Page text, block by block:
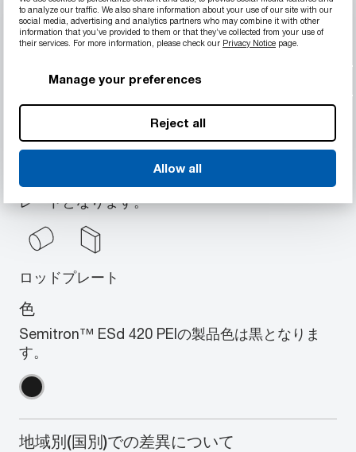
to analyze our traffic. We also share information about your use of our site with our
social media, advertising and analytics partners who may combine it with other
information that you’ve provided to them or that they’ve collected from your use of
their services. For more information, please check our Privacy Notice page.
Manage your preferences
Reject all
Allow all
優れた摩耗耐性
高い熱性能
650,000 psiの曲げ弾性率と2.9%の吸湿
形状
Semitron™ ESd 420 PEIの製品形状はロッド, プ
レートとなります。
ロッドプレート
色
Semitron™ ESd 420 PEIの製品色は黒となりま
す。
地域別(国別)での差異について